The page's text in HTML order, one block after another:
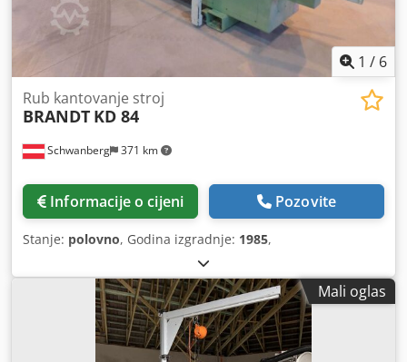
1 / 6
Schwanberg 371 km
Rub kantovanje stroj
BRANDT KD 84
Informacije o cijeni Pozovite
Stanje: polovno, Godina izgradnje: 1985,
Mali oglas